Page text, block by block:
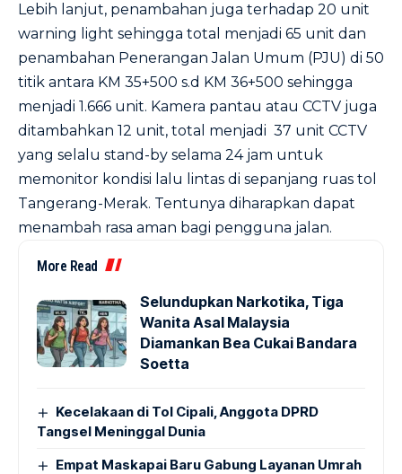
Lebih lanjut, penambahan juga terhadap 20 unit
warning light sehingga total menjadi 65 unit dan
penambahan Penerangan Jalan Umum (PJU) di 50
titik antara KM 35+500 s.d KM 36+500 sehingga
menjadi 1.666 unit. Kamera pantau atau CCTV juga
ditambahkan 12 unit, total menjadi 37 unit CCTV
yang selalu stand-by selama 24 jam untuk
memonitor kondisi lalu lintas di sepanjang ruas tol
Tangerang-Merak. Tentunya diharapkan dapat
menambah rasa aman bagi pengguna jalan.
More Read
Selundupkan Narkotika, Tiga
Wanita Asal Malaysia
Diamankan Bea Cukai Bandara
Soetta
Kecelakaan di Tol Cipali, Anggota DPRD
Tangsel Meninggal Dunia
Empat Maskapai Baru Gabung Layanan Umrah